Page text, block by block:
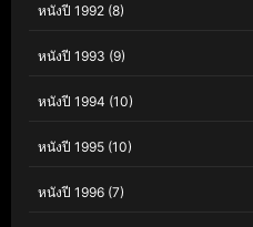
หนังปี 1992 (8)
หนังปี 1993 (9)
หนังปี 1994 (10)
หนังปี 1995 (10)
หนังปี 1996 (7)